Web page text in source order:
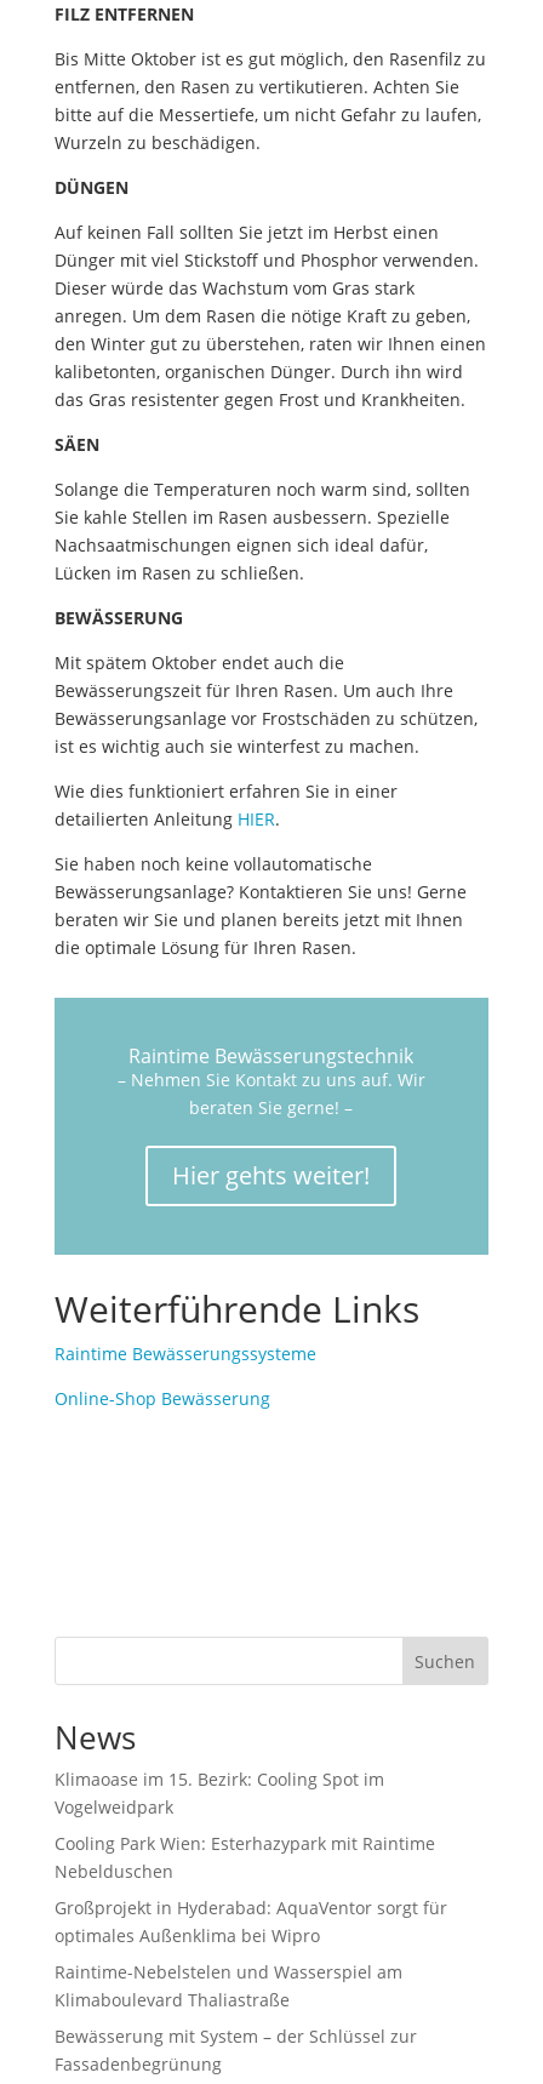
FILZ ENTFERNEN
Bis Mitte Oktober ist es gut möglich, den Rasenfilz zu
entfernen, den Rasen zu vertikutieren. Achten Sie
bitte auf die Messertiefe, um nicht Gefahr zu laufen,
Wurzeln zu beschädigen.
DÜNGEN
Auf keinen Fall sollten Sie jetzt im Herbst einen
Dünger mit viel Stickstoff und Phosphor verwenden.
Dieser würde das Wachstum vom Gras stark
anregen. Um dem Rasen die nötige Kraft zu geben,
den Winter gut zu überstehen, raten wir Ihnen einen
kalibetonten, organischen Dünger. Durch ihn wird
das Gras resistenter gegen Frost und Krankheiten.
SÄEN
Solange die Temperaturen noch warm sind, sollten
Sie kahle Stellen im Rasen ausbessern. Spezielle
Nachsaatmischungen eignen sich ideal dafür,
Lücken im Rasen zu schließen.
BEWÄSSERUNG
Mit spätem Oktober endet auch die
Bewässerungszeit für Ihren Rasen. Um auch Ihre
Bewässerungsanlage vor Frostschäden zu schützen,
ist es wichtig auch sie winterfest zu machen.
Wie dies funktioniert erfahren Sie in einer
detailierten Anleitung HIER.
Sie haben noch keine vollautomatische
Bewässerungsanlage? Kontaktieren Sie uns! Gerne
beraten wir Sie und planen bereits jetzt mit Ihnen
die optimale Lösung für Ihren Rasen.
Raintime Bewässerungstechnik
– Nehmen Sie Kontakt zu uns auf. Wir
beraten Sie gerne! –
Hier gehts weiter!
Weiterführende Links
Raintime Bewässerungssysteme
Online-Shop Bewässerung
Suchen
News
Klimaoase im 15. Bezirk: Cooling Spot im
Vogelweidpark
Cooling Park Wien: Esterhazypark mit Raintime
Nebelduschen
Großprojekt in Hyderabad: AquaVentor sorgt für
optimales Außenklima bei Wipro
Raintime-Nebelstelen und Wasserspiel am
Klimaboulevard Thaliastraße
Bewässerung mit System – der Schlüssel zur
Fassadenbegrünung